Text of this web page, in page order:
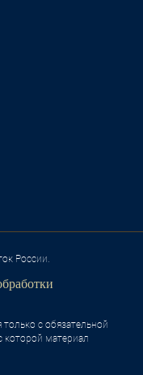
России.
с обязательной
которой материал